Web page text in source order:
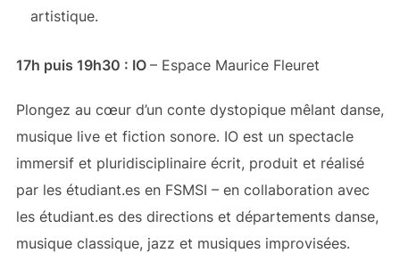
artistique.
17h puis 19h30 : IO – Espace Maurice Fleuret
Plongez au cœur d’un conte dystopique mêlant danse,
musique live et fiction sonore. IO est un spectacle
immersif et pluridisciplinaire écrit, produit et réalisé
par les étudiant.es en FSMSI – en collaboration avec
les étudiant.es des directions et départements danse,
musique classique, jazz et musiques improvisées.